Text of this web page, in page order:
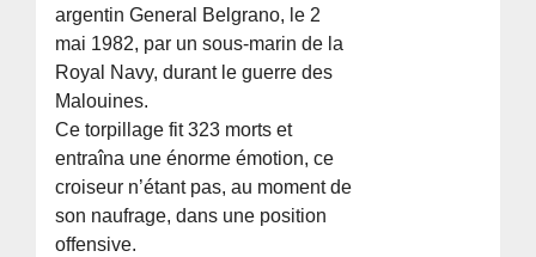
argentin General Belgrano, le 2
mai 1982, par un sous-marin de la
Royal Navy, durant le guerre des
Malouines.
Ce torpillage fit 323 morts et
entraîna une énorme émotion, ce
croiseur n’étant pas, au moment de
son naufrage, dans une position
offensive.